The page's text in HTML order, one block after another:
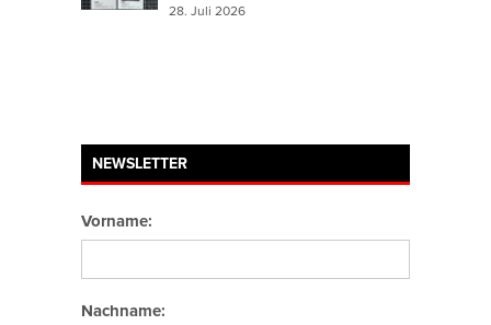
28. Juli 2026
NEWSLETTER
Vorname:
Nachname: